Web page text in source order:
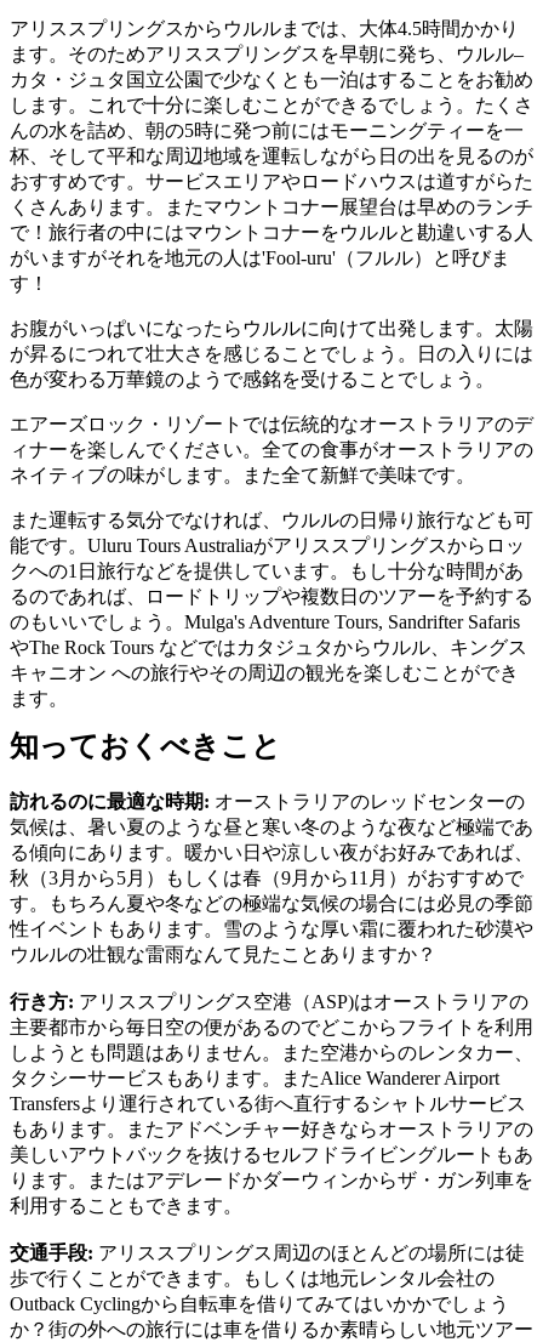
アリススプリングスからウルルまでは、大体4.5時間かかり
ます。そのためアリススプリングスを早朝に発ち、ウルル–
カタ・ジュタ国立公園で少なくとも一泊はすることをお勧め
します。これで十分に楽しむことができるでしょう。たくさ
んの水を詰め、朝の5時に発つ前にはモーニングティーを一
杯、そして平和な周辺地域を運転しながら日の出を見るのが
おすすめです。サービスエリアやロードハウスは道すがらた
くさんあります。またマウントコナー展望台は早めのランチ
で！旅行者の中にはマウントコナーをウルルと勘違いする人
がいますがそれを地元の人は'Fool-uru'（フルル）と呼びま
す！
お腹がいっぱいになったらウルルに向けて出発します。太陽
が昇るにつれて壮大さを感じることでしょう。日の入りには
色が変わる万華鏡のようで感銘を受けることでしょう。
エアーズロック・リゾートでは伝統的なオーストラリアのデ
ィナーを楽しんでください。全ての食事がオーストラリアの
ネイティブの味がします。また全て新鮮で美味です。
また運転する気分でなければ、ウルルの日帰り旅行なども可
能です。Uluru Tours Australiaがアリススプリングスからロッ
クへの1日旅行などを提供しています。もし十分な時間があ
るのであれば、ロードトリップや複数日のツアーを予約する
のもいいでしょう。Mulga's Adventure Tours, Sandrifter Safaris
やThe Rock Tours などではカタジュタからウルル、キングス
キャニオン への旅行やその周辺の観光を楽しむことができ
ます。
知っておくべきこと
訪れるのに最適な時期: オーストラリアのレッドセンターの
気候は、暑い夏のような昼と寒い冬のような夜など極端であ
る傾向にあります。暖かい日や涼しい夜がお好みであれば、
秋（3月から5月）もしくは春（9月から11月）がおすすめで
す。もちろん夏や冬などの極端な気候の場合には必見の季節
性イベントもあります。雪のような厚い霜に覆われた砂漠や
ウルルの壮観な雷雨なんて見たことありますか？
行き方: アリススプリングス空港（ASP)はオーストラリアの
主要都市から毎日空の便があるのでどこからフライトを利用
しようとも問題はありません。また空港からのレンタカー、
タクシーサービスもあります。またAlice Wanderer Airport
Transfersより運行されている街へ直行するシャトルサービス
もあります。またアドベンチャー好きならオーストラリアの
美しいアウトバックを抜けるセルフドライビングルートもあ
ります。またはアデレードかダーウィンからザ・ガン列車を
利用することもできます。
交通手段: アリススプリングス周辺のほとんどの場所には徒
歩で行くことができます。もしくは地元レンタル会社の
Outback Cyclingから自転車を借りてみてはいかかでしょう
か？街の外への旅行には車を借りるか素晴らしい地元ツアー